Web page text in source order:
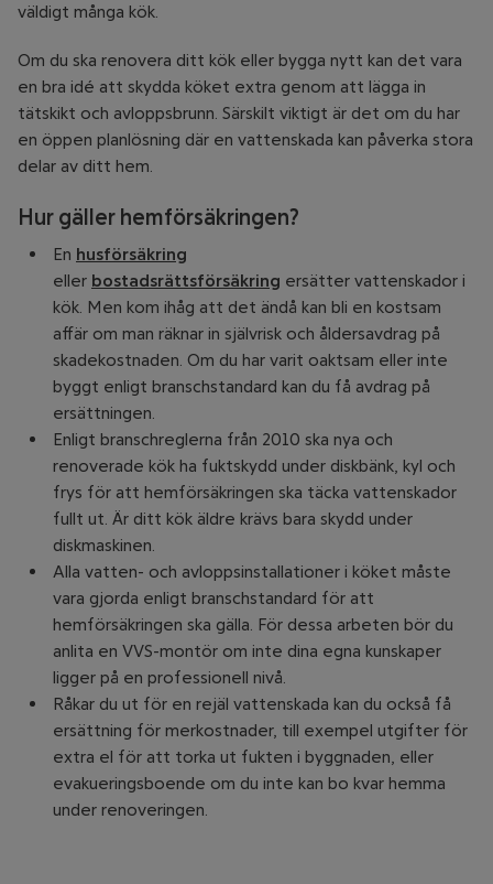
väldigt många kök.
Om du ska renovera ditt kök eller bygga nytt kan det vara
en bra idé att skydda köket extra genom att lägga in
tätskikt och avloppsbrunn. Särskilt viktigt är det om du har
en öppen planlösning där en vattenskada kan påverka stora
delar av ditt hem.
Hur gäller hemförsäkringen?
En husförsäkring
eller bostadsrättsförsäkring ersätter vattenskador i
kök. Men kom ihåg att det ändå kan bli en kostsam
affär om man räknar in självrisk och åldersavdrag på
skadekostnaden. Om du har varit oaktsam eller inte
byggt enligt branschstandard kan du få avdrag på
ersättningen.
Enligt branschreglerna från 2010 ska nya och
renoverade kök ha fuktskydd under diskbänk, kyl och
frys för att hemförsäkringen ska täcka vattenskador
fullt ut. Är ditt kök äldre krävs bara skydd under
diskmaskinen.
Alla vatten- och avloppsinstallationer i köket måste
vara gjorda enligt branschstandard för att
hemförsäkringen ska gälla. För dessa arbeten bör du
anlita en VVS-montör om inte dina egna kunskaper
ligger på en professionell nivå.
Råkar du ut för en rejäl vattenskada kan du också få
ersättning för merkostnader, till exempel utgifter för
extra el för att torka ut fukten i byggnaden, eller
evakueringsboende om du inte kan bo kvar hemma
under renoveringen.